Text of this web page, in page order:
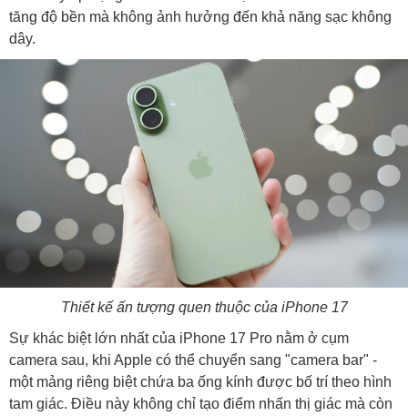
tăng độ bền mà không ảnh hưởng đến khả năng sạc không
dây.
Thiết kế ấn tượng quen thuộc của iPhone 17
Sự khác biệt lớn nhất của iPhone 17 Pro nằm ở cụm
camera sau, khi Apple có thể chuyển sang "camera bar" -
một mảng riêng biệt chứa ba ống kính được bố trí theo hình
tam giác. Điều này không chỉ tạo điểm nhấn thị giác mà còn